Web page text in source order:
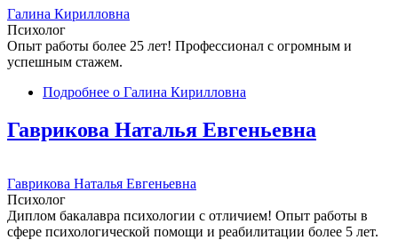
Галина Кирилловна
Психолог
Опыт работы более 25 лет! Профессионал с огромным и
успешным стажем.
Подробнее о Галина Кирилловна
Гаврикова Наталья Евгеньевна
Гаврикова Наталья Евгеньевна
Психолог
Диплом бакалавра психологии с отличием! Опыт работы в
сфере психологической помощи и реабилитации более 5 лет.